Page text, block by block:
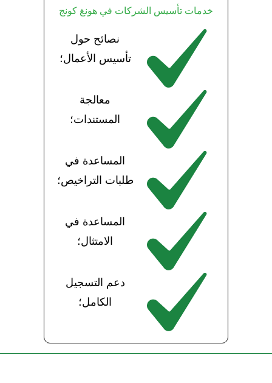
خدمات تأسيس الشركات في هونغ كونج
نصائح حول
تأسيس الأعمال؛
معالجة
المستندات؛
المساعدة في
طلبات التراخيص؛
المساعدة في
الامتثال؛
دعم التسجيل
الكامل؛